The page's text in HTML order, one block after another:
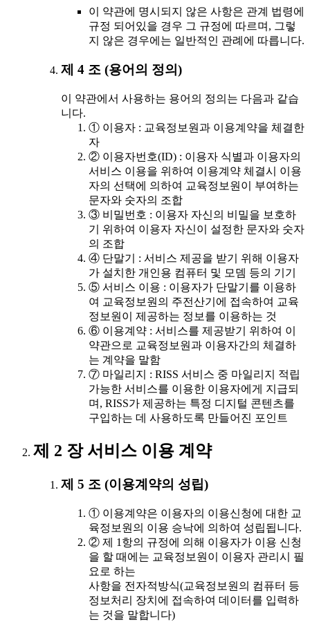
이 약관에 명시되지 않은 사항은 관계 법령에
규정 되어있을 경우 그 규정에 따르며, 그렇
지 않은 경우에는 일반적인 관례에 따릅니다.
제 4 조 (용어의 정의)
이 약관에서 사용하는 용어의 정의는 다음과 같습
니다.
① 이용자 : 교육정보원과 이용계약을 체결한
자
② 이용자번호(ID) : 이용자 식별과 이용자의
서비스 이용을 위하여 이용계약 체결시 이용
자의 선택에 의하여 교육정보원이 부여하는
문자와 숫자의 조합
③ 비밀번호 : 이용자 자신의 비밀을 보호하
기 위하여 이용자 자신이 설정한 문자와 숫자
의 조합
④ 단말기 : 서비스 제공을 받기 위해 이용자
가 설치한 개인용 컴퓨터 및 모뎀 등의 기기
⑤ 서비스 이용 : 이용자가 단말기를 이용하
여 교육정보원의 주전산기에 접속하여 교육
정보원이 제공하는 정보를 이용하는 것
⑥ 이용계약 : 서비스를 제공받기 위하여 이
약관으로 교육정보원과 이용자간의 체결하
는 계약을 말함
⑦ 마일리지 : RISS 서비스 중 마일리지 적립
가능한 서비스를 이용한 이용자에게 지급되
며, RISS가 제공하는 특정 디지털 콘텐츠를
구입하는 데 사용하도록 만들어진 포인트
제 2 장 서비스 이용 계약
제 5 조 (이용계약의 성립)
① 이용계약은 이용자의 이용신청에 대한 교
육정보원의 이용 승낙에 의하여 성립됩니다.
② 제 1항의 규정에 의해 이용자가 이용 신청
을 할 때에는 교육정보원이 이용자 관리시 필
요로 하는
사항을 전자적방식(교육정보원의 컴퓨터 등
정보처리 장치에 접속하여 데이터를 입력하
는 것을 말합니다)